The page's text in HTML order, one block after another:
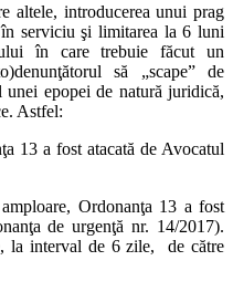
altele, introducerea unui prag
serviciu şi limitarea la 6 luni
în care trebuie făcut un
să „scape” de
unei epopei de natură juridică,
Astfel:
13 a fost atacată de Avocatul
Ordonanţa 13 a fost
de urgenţă nr. 14/2017).
la interval de 6 zile, de către